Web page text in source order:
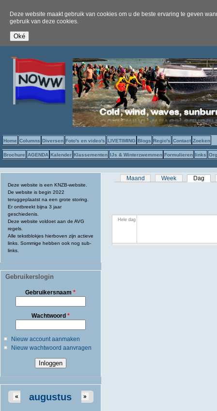
Deze website maakt gebruik van cookies om u de beste ervaring te geven
gebruik van deze cookies.
Home Columns Diversen Foto's en video's LIVETIMING Blogs Regio's Contact Zoeken
Brochure AGENDA Kalender Klassementen IJs & Winterzwemmen Formulieren links
Deze website is een KNZB-website.
De website is begin 2022
teruggeplaatst na een grote storing.
Er ontbreekt bijna 3 jaar
geschiedenis.
Deze website voldoet aan de AVG
regels.
Alle tekstblokjes hierboven zijn actieve
links. Sommige hebben ook nog sub-
links.
Gebruikerslogin
Gebruikersnaam*
Wachtwoord *
Nieuw account aanmaken
Nieuw wachtwoord aanvragen
augustus
« »
Primaire tabs
Maand Week Dag
Hele dag